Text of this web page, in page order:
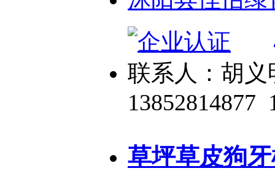
联系人：胡义
13852814877
草坪草皮狗